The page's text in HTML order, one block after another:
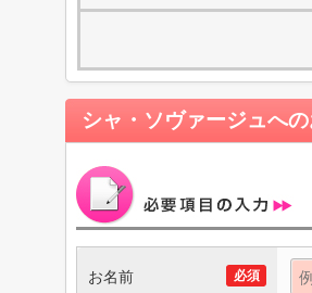
シャ・ソヴァージュへ
必須
お名前